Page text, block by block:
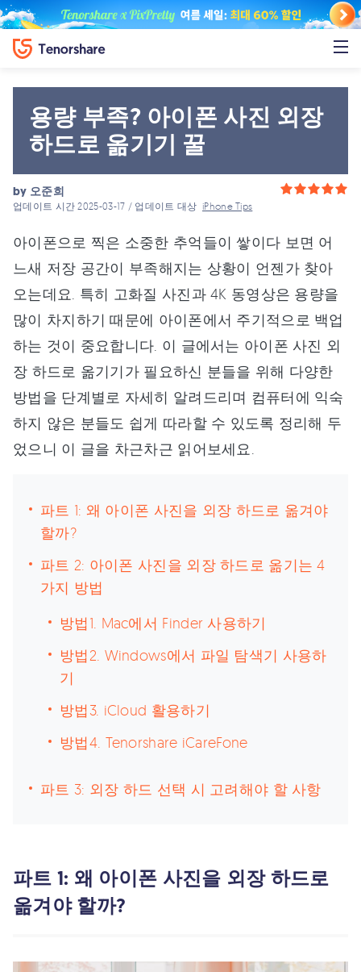
용량 부족? 아이폰 사진 외장
하드로 옮기기 꿀
by 오준희
업데이트 시간 2025-03-17 / 업데이트 대상iPhone Tips
아이폰으로 찍은 소중한 추억들이 쌓이다 보면 어
느새 저장 공간이 부족해지는 상황이 언젠가 찾아
오는데요. 특히 고화질 사진과 4K 동영상은 용량을
많이 차지하기 때문에 아이폰에서 주기적으로 백업
하는 것이 중요합니다. 이 글에서는 아이폰 사진 외
장 하드로 옮기기가 필요하신 분들을 위해 다양한
방법을 단계별로 자세히 알려드리며 컴퓨터에 익숙
하지 않은 분들도 쉽게 따라할 수 있도록 정리해 두
었으니 이 글을 차근차근 읽어보세요.
파트 1: 왜 아이폰 사진을 외장 하드로 옮겨야
할까?
파트 2: 아이폰 사진을 외장 하드로 옮기는 4
가지 방법
방법1. Mac에서 Finder 사용하기
방법2. Windows에서 파일 탐색기 사용하
기
방법3. iCloud 활용하기
방법4. Tenorshare iCareFone
파트 3: 외장 하드 선택 시 고려해야 할 사항
파트 1: 왜 아이폰 사진을 외장 하드로
옮겨야 할까?